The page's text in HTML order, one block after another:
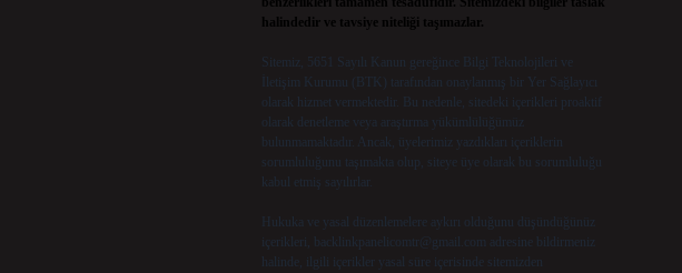
halindedir ve tavsiye niteliği taşımazlar.
Sitemiz, 5651 Sayılı Kanun gereğince Bilgi Teknolojileri ve
İletişim Kurumu (BTK) tarafından onaylanmış bir Yer Sağlayıcı
olarak hizmet vermektedir. Bu nedenle, sitedeki içerikleri proaktif
olarak denetleme veya araştırma yükümlülüğümüz
bulunmamaktadır. Ancak, üyelerimiz yazdıkları içeriklerin
sorumluluğunu taşımakta olup, siteye üye olarak bu sorumluluğu
kabul etmiş sayılırlar.
Hukuka ve yasal düzenlemelere aykırı olduğunu düşündüğünüz
içerikleri,
backlinkpanelicomtr@gmail.com adresine bildirmeniz
halinde, ilgili içerikler yasal süre içerisinde sitemizden